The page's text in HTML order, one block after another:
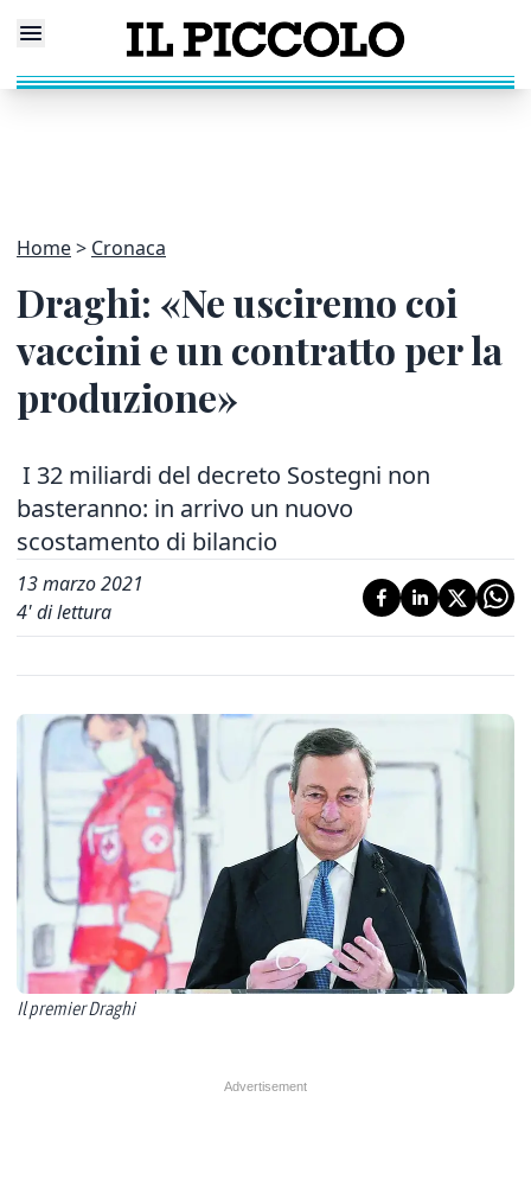
Home Cronaca
Draghi: «Ne usciremo coi
vaccini e un contratto per la
produzione»
I 32 miliardi del decreto Sostegni non
basteranno: in arrivo un nuovo
scostamento di bilancio
13 marzo 2021
4' di lettura
Il premier Draghi